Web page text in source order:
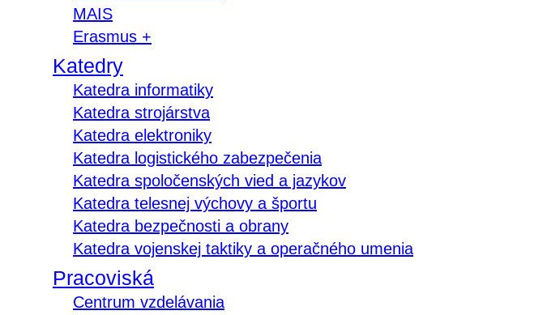
MAIS
Erasmus +
Katedry
Katedra informatiky
Katedra strojárstva
Katedra elektroniky
Katedra logistického zabezpečenia
Katedra spoločenských vied a jazykov
Katedra telesnej výchovy a športu
Katedra bezpečnosti a obrany
Katedra vojenskej taktiky a operačného umenia
Pracoviská
Centrum vzdelávania